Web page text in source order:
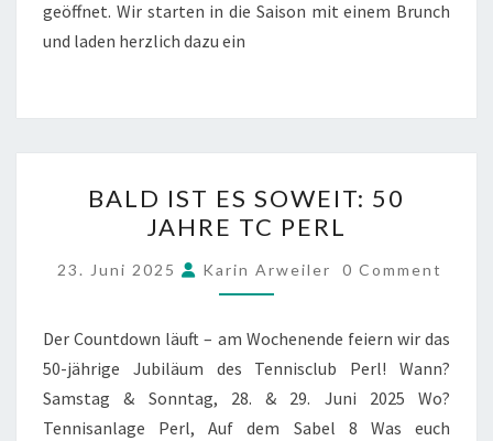
geöffnet. Wir starten in die Saison mit einem Brunch
und laden herzlich dazu ein
IST
ES
SOWEIT:
50
BALD IST ES SOWEIT: 50
JAHRE TC PERL
23. Juni 2025 Karin Arweiler COMMENTS
0 Comment
Der Countdown läuft – am Wochenende feiern wir das
50-jährige Jubiläum des Tennisclub Perl! Wann?
Samstag & Sonntag, 28. & 29. Juni 2025 Wo?
Tennisanlage Perl, Auf dem Sabel 8 Was euch